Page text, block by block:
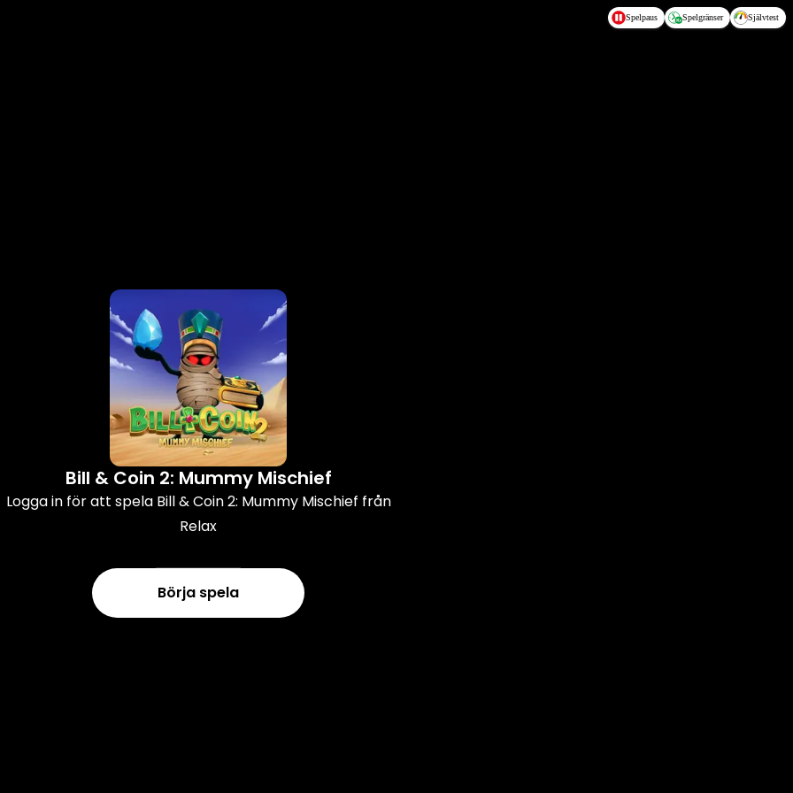
Spelpaus Spelgränser Självtest
Bill & Coin 2: Mummy Mischief
Logga in för att spela Bill & Coin 2: Mummy Mischief från
Relax
Börja spela